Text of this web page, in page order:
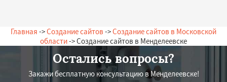
Главная ->Создание сайтов ->Создание сайтов в Московской
области-> Создание сайтов в Менделеевске
Остались вопросы?
Закажи бесплатную консультацию в Менделеевске!